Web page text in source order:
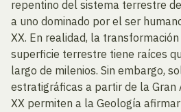
repentino del sistema terrestre
a uno dominado por el ser
XX. En realidad, la
superficie terrestre tiene raíces
largo de milenios. Sin embargo,
estratigráficas a partir de la Gran
XX permiten a la Geología